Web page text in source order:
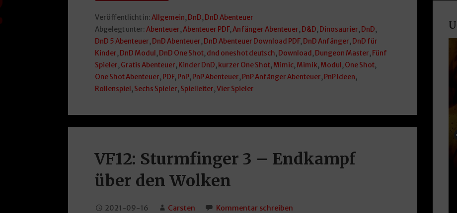
Veröffentlicht in:Allgemein, DnD, DnD Abenteuer
Abgelegt unter:Abenteuer,Abenteuer PDF,Anfänger Abenteuer, D&D, Dinosaurier, DnD,
DnD 5 Abenteuer, DnD Abenteuer, DnD Abenteuer Download PDF, DnD Anfänger, DnD für
Kinder, DnD Modul , DnD One Shot, dnd oneshot deutsch, Download , Dungeon Master, Fünf
Spieler, Gratis Abenteuer, Kinder DnD, kurzer One Shot, Mimic, Mimik, Modul , One Shot,
One Shot Abenteuer, PDF, PnP, PnP Abenteuer, PnP Anfänger Abenteuer, PnP Ideen,
Rollenspiel , Sechs Spieler, Spielleiter,Vier Spieler
VF12: Sturmfinger 3 – Endkampf
über den Wolken
2021-09-16 Carsten Kommentar schreiben